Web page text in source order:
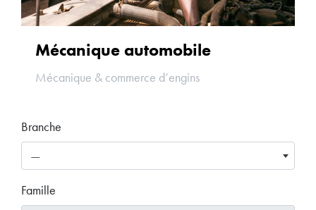
Mécanique automobile
Mécanique & commerce d’engins
Branche
—
Famille